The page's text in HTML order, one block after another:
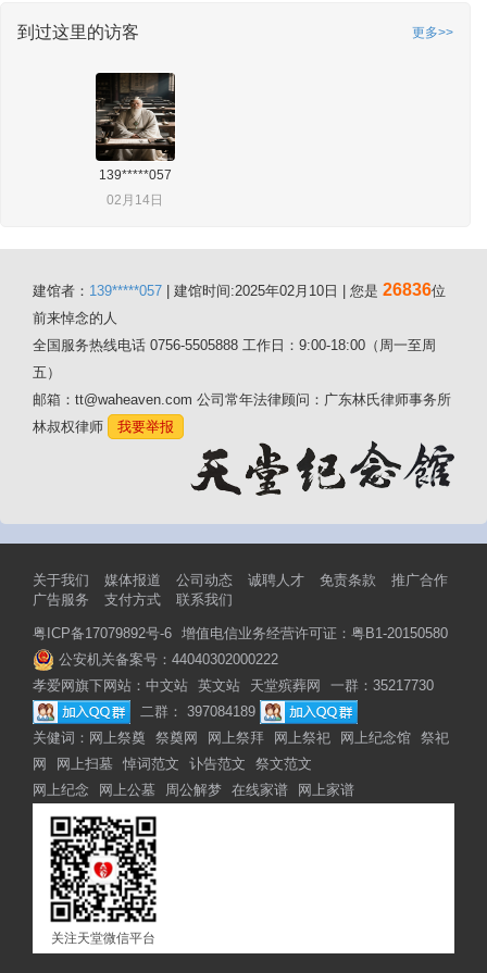
到过这里的访客 更多>>
139*****057
02月14日
建馆者： 139*****057 | 建馆时间:2025年02月10日 | 您是 26836位
前来悼念的人
全国服务热线电话 0756-5505888 工作日：9:00-18:00（周一至周
五）
邮箱：tt@waheaven.com 公司常年法律顾问：广东林氏律师事务所
林叔权律师
我要举报
关于我们 媒体报道 公司动态 诚聘人才 免责条款
推广合作
广告服务
支付方式 联系我们
粤ICP备17079892号-6 增值电信业务经营许可证：粤B1-20150580
公安机关备案号：44040302000222
孝爱网旗下网站： 中文站 英文站 天堂殡葬网
一群：35217730
二群： 397084189
关健词： 网上祭奠 祭奠网 网上祭拜 网上祭祀 网上纪念馆 祭祀
网
网上扫墓 悼词范文 讣告范文
祭文范文
网上纪念
网上公墓 周公解梦 在线家谱 网上家谱
关注天堂微信平台